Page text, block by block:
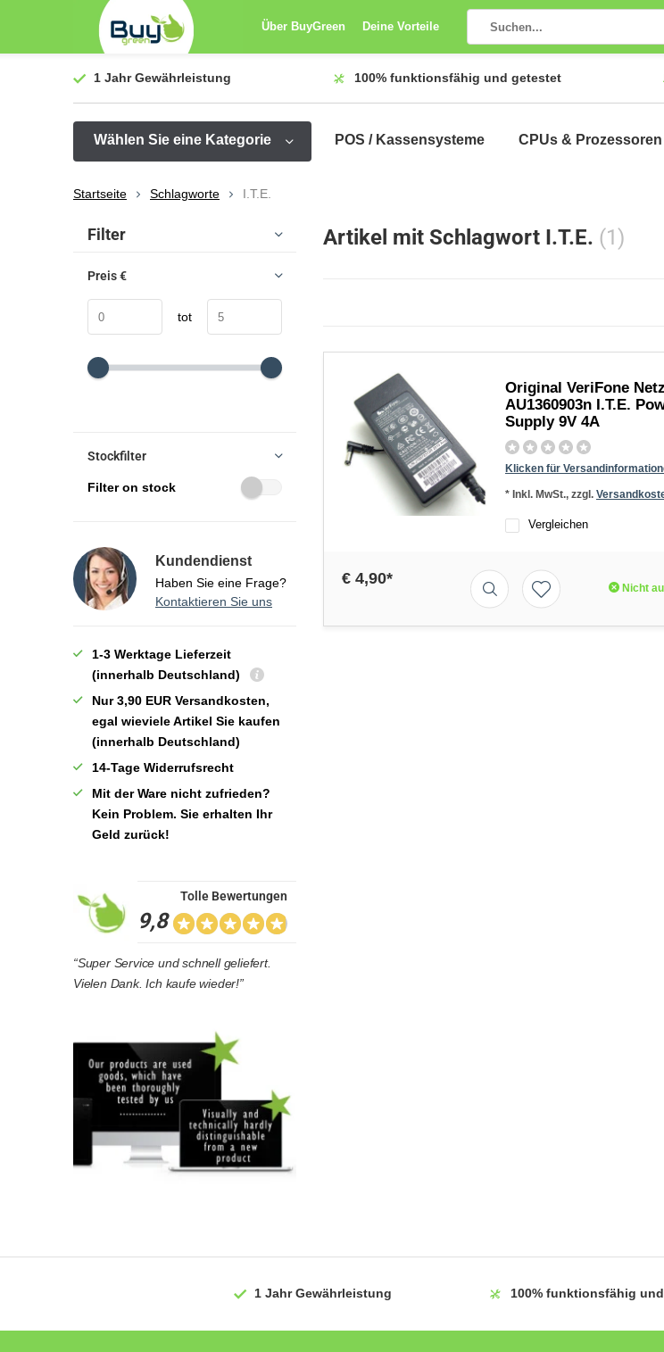
Über BuyGreen Deine Vorteile
1 JahrGewährleistung 100% funktionsfähig und getestet
Wählen Sie eine Kategorie POS / Kassensysteme CPUs & Prozessoren
Startseite Schlagworte I.T.E.
Artikel mit Schlagwort I.T.E. (1)
Original VeriFone
AU1360903n I.T.E.
Supply 9V 4A
Klicken für
* Inkl. MwSt., zzgl.
Vergleichen
€ 4,90*
Nicht
Sortieren nach:
Filter
Preis€
tot
Stockfilter
Filter on stock
Kundendienst
Haben Sie eine Frage?
Kontaktieren Sie uns
1-3 Werktage Lieferzeit
(innerhalb Deutschland)
Nur 3,90 EUR Versandkosten,
egal wieviele Artikel Sie kaufen
(innerhalb Deutschland)
14-Tage Widerrufsrecht
Mit der Ware nicht zufrieden?
Kein Problem. Sie erhalten Ihr
Geld zurück!
9,8
Tolle Bewertungen
“Super Service und schnell geliefert.
Vielen Dank. Ich kaufe wieder!”
1 JahrGewährleistung 100% funktionsfähig